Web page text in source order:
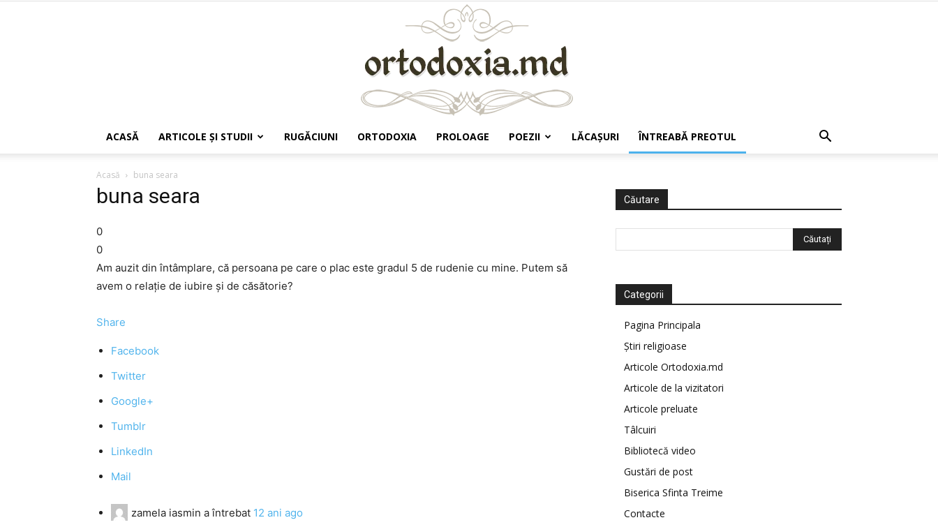
ACASĂ ARTICOLE ŞI STUDII RUGĂCIUNI ORTODOXIA PROLOAGE POEZII LĂCAŞURI ÎNTREABĂ PREOTUL
Acasă buna seara
buna seara
0
0
Am auzit din întâmplare, că persoana pe care o plac este gradul 5 de rudenie cu mine. Putem să
avem o relație de iubire și de căsătorie?
Share
Facebook
Twitter
Google+
Tumblr
LinkedIn
Mail
zamela iasmin a întrebat 12 ani ago
Căutare
Categorii
Pagina Principala
Știri religioase
Articole Ortodoxia.md
Articole de la vizitatori
Articole preluate
Tâlcuiri
Bibliotecă video
Gustări de post
Biserica Sfinta Treime
Contacte